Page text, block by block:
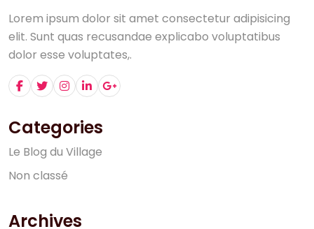
Lorem ipsum dolor sit amet consectetur adipisicing
elit. Sunt quas recusandae explicabo voluptatibus
dolor esse voluptates,.
Categories
Le Blog du Village
Non classé
Archives